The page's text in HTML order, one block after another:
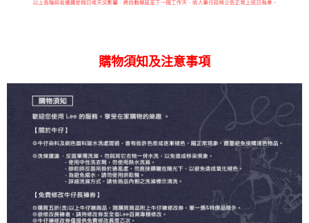
購物須知及注意事項